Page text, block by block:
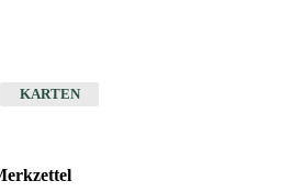
KARTEN